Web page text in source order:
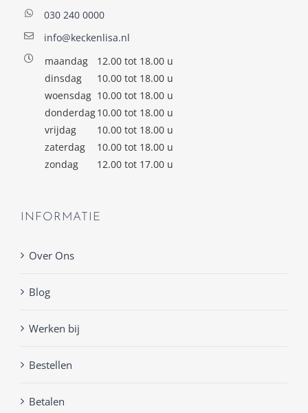
030 240 0000
info@keckenlisa.nl
maandag
12.00 tot 18.00 u
dinsdag
10.00 tot 18.00 u
woensdag 10.00 tot 18.00 u
donderdag10.00 tot 18.00 u
vrijdag
10.00 tot 18.00 u
zaterdag
10.00 tot 18.00 u
zondag
12.00 tot 17.00 u
INFORMATIE
Over Ons
Blog
Werken bij
Bestellen
Betalen